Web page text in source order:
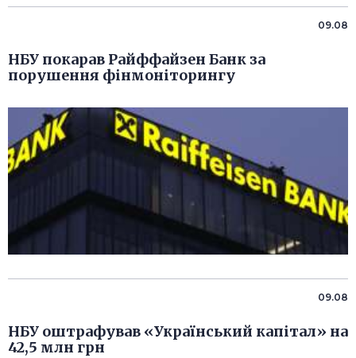
09.08
НБУ покарав Райффайзен Банк за
порушення фінмоніторингу
09.08
НБУ оштрафував «Український капітал» на
42,5 млн грн